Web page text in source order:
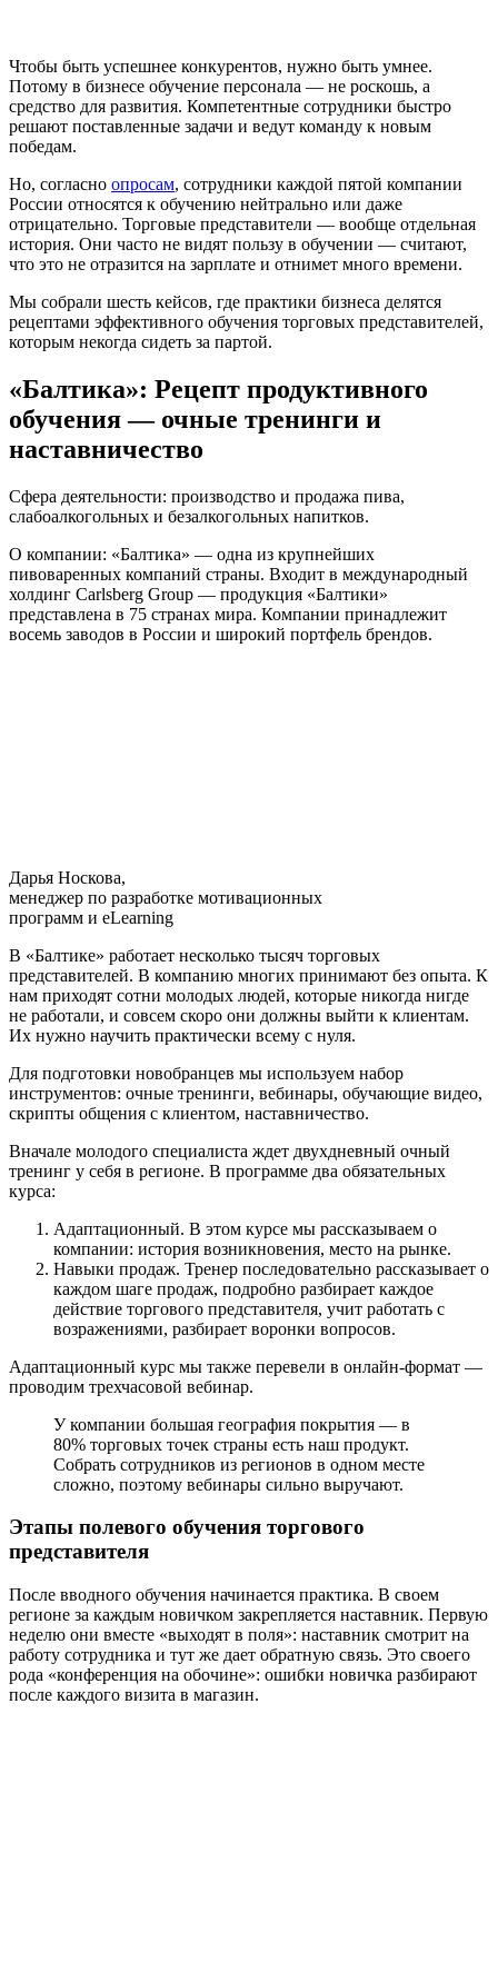
Чтобы быть успешнее конкурентов, нужно быть умнее.
Потому в бизнесе обучение персонала — не роскошь, а
средство для развития. Компетентные сотрудники быстро
решают поставленные задачи и ведут команду к новым
победам.
Но, согласно опросам, сотрудники каждой пятой компании
России относятся к обучению нейтрально или даже
отрицательно. Торговые представители — вообще отдельная
история. Они часто не видят пользу в обучении — считают,
что это не отразится на зарплате и отнимет много времени.
Мы собрали шесть кейсов, где практики бизнеса делятся
рецептами эффективного обучения торговых представителей,
которым некогда сидеть за партой.
«Балтика»: Рецепт продуктивного
обучения — очные тренинги и
наставничество
Сфера деятельности: производство и продажа пива,
слабоалкогольных и безалкогольных напитков.
О компании: «Балтика» — одна из крупнейших
пивоваренных компаний страны. Входит в международный
холдинг Carlsberg Group — продукция «Балтики»
представлена в 75 странах мира. Компании принадлежит
восемь заводов в России и широкий портфель брендов.
Дарья Носкова,
менеджер по разработке мотивационных
программ и eLearning
В «Балтике» работает несколько тысяч торговых
представителей. В компанию многих принимают без опыта. К
нам приходят сотни молодых людей, которые никогда нигде
не работали, и совсем скоро они должны выйти к клиентам.
Их нужно научить практически всему с нуля.
Для подготовки новобранцев мы используем набор
инструментов: очные тренинги, вебинары, обучающие видео,
скрипты общения с клиентом, наставничество.
Вначале молодого специалиста ждет двухдневный очный
тренинг у себя в регионе. В программе два обязательных
курса:
Адаптационный. В этом курсе мы рассказываем о
компании: история возникновения, место на рынке.
Навыки продаж. Тренер последовательно рассказывает о
каждом шаге продаж, подробно разбирает каждое
действие торгового представителя, учит работать с
возражениями, разбирает воронки вопросов.
Адаптационный курс мы также перевели в онлайн-формат —
проводим трехчасовой вебинар.
У компании большая география покрытия — в
80% торговых точек страны есть наш продукт.
Собрать сотрудников из регионов в одном месте
сложно, поэтому вебинары сильно выручают.
Этапы полевого обучения торгового
представителя
После вводного обучения начинается практика. В своем
регионе за каждым новичком закрепляется наставник. Первую
неделю они вместе «выходят в поля»: наставник смотрит на
работу сотрудника и тут же дает обратную связь. Это своего
рода «конференция на обочине»: ошибки новичка разбирают
после каждого визита в магазин.